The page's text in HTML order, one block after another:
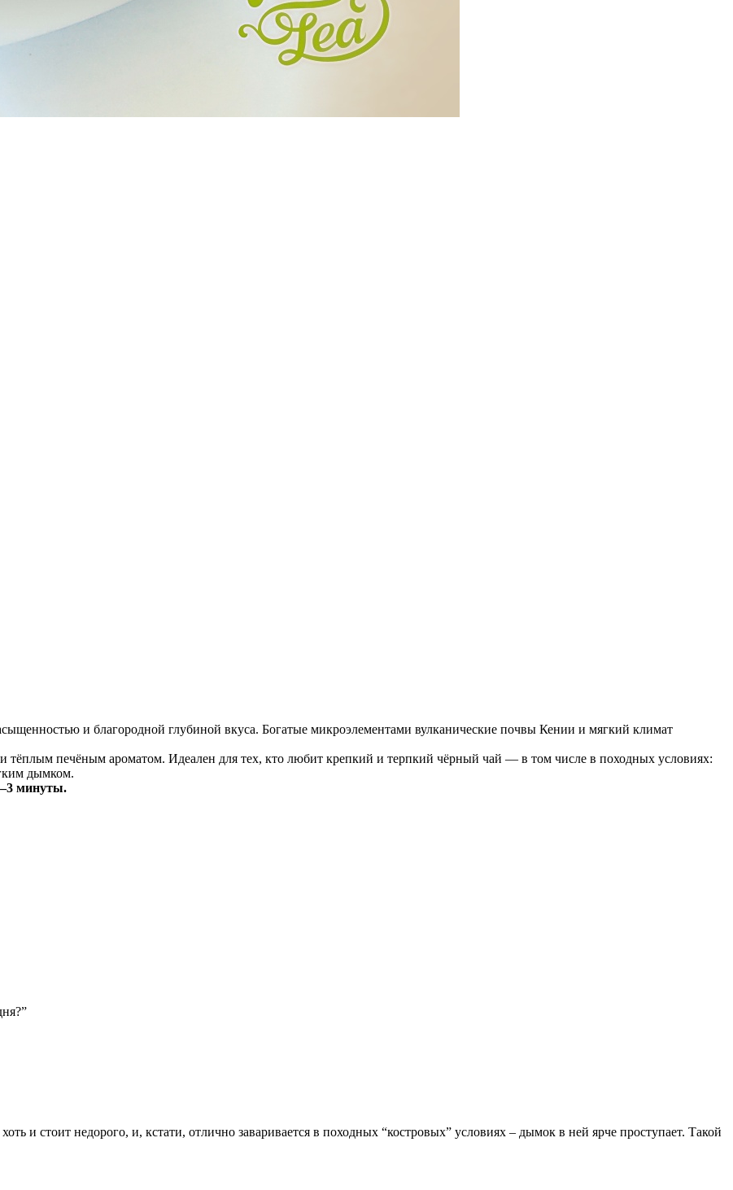
и благородной глубиной вкуса. Богатые микроэлементами вулканические почвы Кении и мягкий климат
тёплым печёным ароматом. Идеален для тех, кто любит крепкий и терпкий чёрный чай — в том числе в походных условиях:
дымком.
минуты.
и стоит недорого, и, кстати, отлично заваривается в походных “костровых” условиях – дымок в ней ярче проступает. Такой